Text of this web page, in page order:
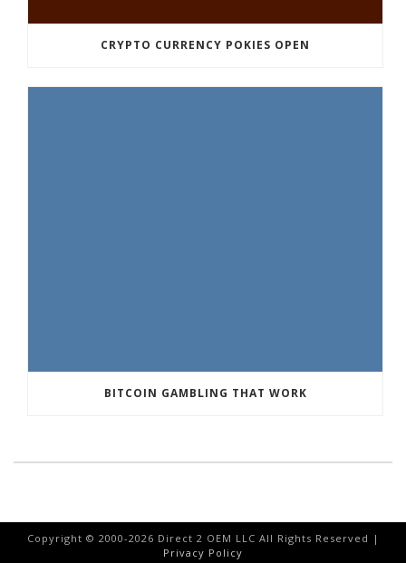
CRYPTO CURRENCY POKIES OPEN
BITCOIN GAMBLING THAT WORK
Copyright © 2000-2026 Direct 2 OEM LLC All Rights Reserved |
Privacy Policy